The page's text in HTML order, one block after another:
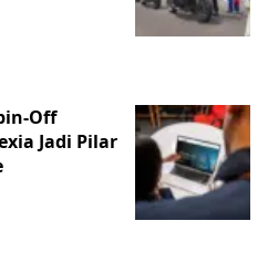
Off
Jadi Pilar